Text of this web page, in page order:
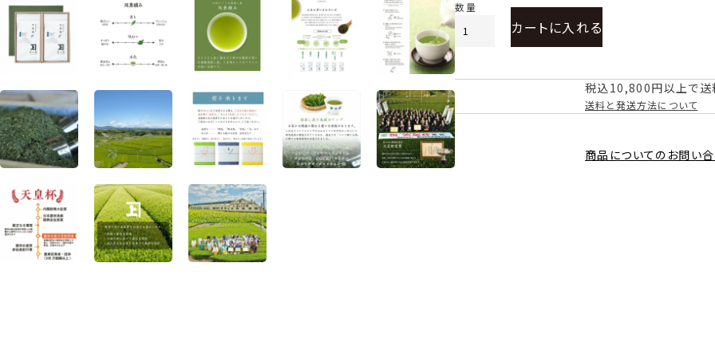
カートに入れる
税込10,800円以上で送
送料と発送方法について
商品についてのお問い